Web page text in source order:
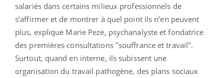
salariés dans certains milieux professionnels de
s’affirmer et de montrer à quel point ils n’en peuvent
plus, explique Marie Pezé, psychanalyste et fondatrice
des premières consultations "souffrance et travail".
Surtout, quand en interne, ils subissent une
organisation du travail pathogène, des plans sociaux